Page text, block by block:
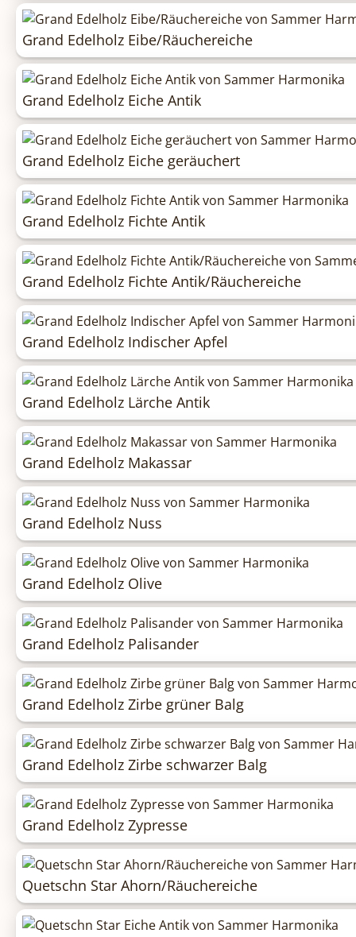
Grand Edelholz Eibe/Räuchereiche
Grand Edelholz Eiche Antik
Grand Edelholz Eiche geräuchert
Grand Edelholz Fichte Antik
Grand Edelholz Fichte Antik/Räuchereiche
Grand Edelholz Indischer Apfel
Grand Edelholz Lärche Antik
Grand Edelholz Makassar
Grand Edelholz Nuss
Grand Edelholz Olive
Grand Edelholz Palisander
Grand Edelholz Zirbe grüner Balg
Grand Edelholz Zirbe schwarzer Balg
Grand Edelholz Zypresse
Quetschn Star Ahorn/Räuchereiche